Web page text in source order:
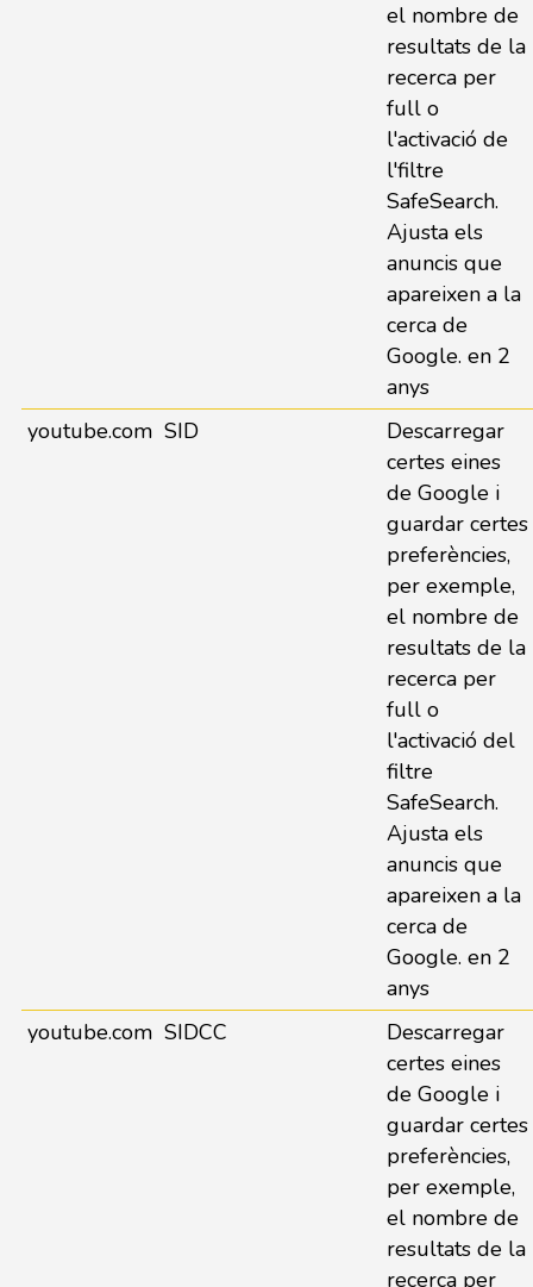
el nombre de
resultats de la
recerca per
full o
l'activació de
l'filtre
SafeSearch.
Ajusta els
anuncis que
apareixen a la
cerca de
Google. en 2
anys
youtube.com SID
Descarregar
certes eines
de Google i
guardar certes
preferències,
per exemple,
el nombre de
resultats de la
recerca per
full o
l'activació del
filtre
SafeSearch.
Ajusta els
anuncis que
apareixen a la
cerca de
Google. en 2
anys
youtube.com SIDCC
Descarregar
certes eines
de Google i
guardar certes
preferències,
per exemple,
el nombre de
resultats de la
recerca per